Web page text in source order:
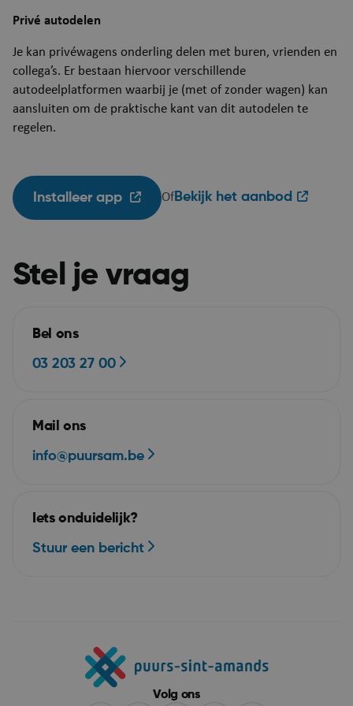
Privé autodelen
Je kan privéwagens onderling delen met buren, vrienden en
collega’s. Er bestaan hiervoor verschillende
autodeelplatformen waarbij je (met of zonder wagen) kan
aansluiten om de praktische kant van dit autodelen te
regelen.
Installeer app OfBekijk het aanbod
Stel je vraag
Bel ons
03 203 27 00
Mail ons
info@puursam.be
Iets onduidelijk?
Stuur een bericht
Volg ons
JSESSIONID
echo.cipalschaubroeck.be
__RequestVerificationToken
ARRAffinity